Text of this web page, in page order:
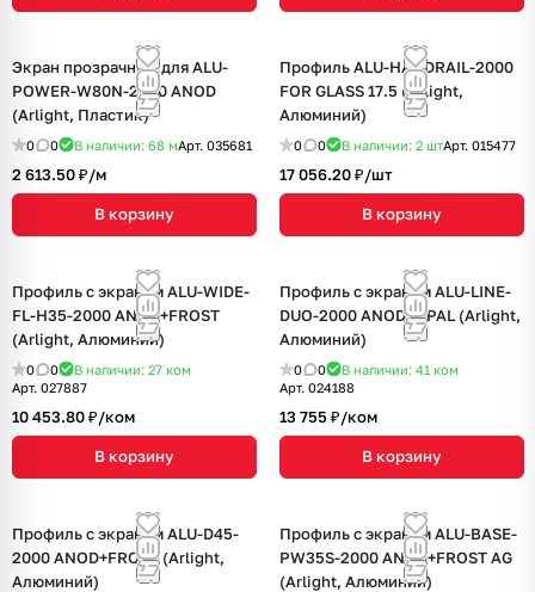
Экран прозрачный для ALU-
POWER-W80N-2000 ANOD
(Arlight, Пластик)
0 0 В наличии: 68 мАрт. 035681
2 613.50 ₽/м
В корзину
Профиль ALU-HANDRAIL-2000
FOR GLASS 17.5 (Arlight,
Алюминий)
0 0 В наличии: 2 штАрт. 015477
17 056.20 ₽/шт
В корзину
Профиль с экраном ALU-WIDE-
FL-H35-2000 ANOD+FROST
(Arlight, Алюминий)
0 0 В наличии: 27 ком
Арт. 027887
10 453.80 ₽/ком
В корзину
Профиль с экраном ALU-LINE-
DUO-2000 ANOD+OPAL (Arlight,
Алюминий)
0 0 В наличии: 41 ком
Арт. 024188
13 755 ₽/ком
В корзину
Профиль с экраном ALU-D45-
2000 ANOD+FROST (Arlight,
Алюминий)
Профиль с экраном ALU-BASE-
PW35S-2000 ANOD+FROST AG
(Arlight, Алюминий)